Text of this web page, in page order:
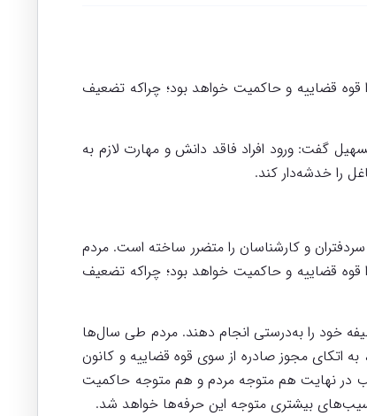
قوه قضاییه و حاکمیت خواهد بود؛ چراکه تضعیف
گفت: ورود افراد فاقد دانش و مهارت لازم به
را خدشه‌دار کند.
و کارشناسان را متضرر ساخته است. مردم
قوه قضاییه و حاکمیت خواهد بود؛ چراکه تضعیف
خود را به‌درستی انجام دهند. مردم طی سال‌ها
به اتکای مجوز صادره از سوی قوه قضاییه و کانون
در نهایت هم متوجه مردم و هم متوجه حاکمیت
آسیب‌های بیشتری متوجه این حرفه‌ها خواهد شد.